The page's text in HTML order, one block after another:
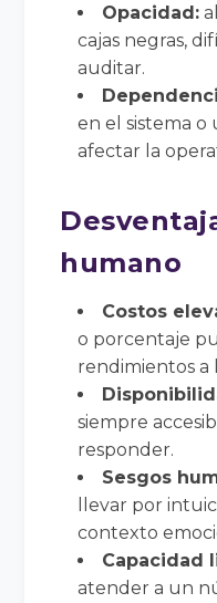
Opacidad:
cajas negras,
auditar.
en el sistema
afectar la
humano
Costos
o porcentaje
rendimientos a
siempre
responder.
Sesgos
llevar por
contexto
Capacidad
atender a un